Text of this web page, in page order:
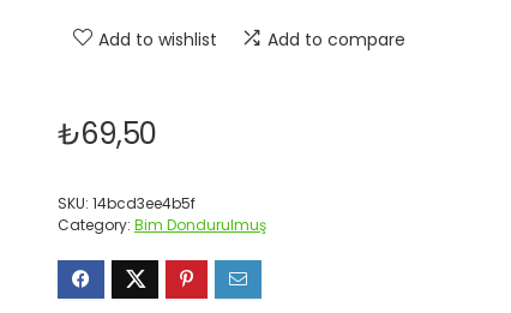
Add to wishlist Add to compare
₺69,50
SKU: 14bcd3ee4b5f
Category: Bim Dondurulmuş